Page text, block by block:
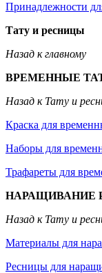
Принадлежности
Тату и ресницы
Назад к главному
ВРЕМЕННЫЕ
Назад к Тату и
Краска для
Наборы для
Трафареты для
НАРАЩИВАНИЕ
Назад к Тату и
Материалы для
Ресницы для